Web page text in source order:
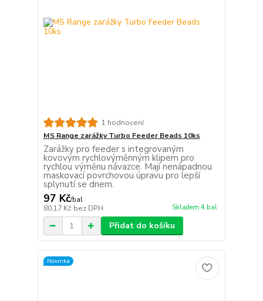
1 hodnocení
MS Range zarážky Turbo Feeder Beads 10ks
Zarážky pro feeder s integrovaným
kovovým rychlovýměnným klipem pro
rychlou výměnu návazce. Mají nenápadnou
maskovací povrchovou úpravu pro lepší
splynutí se dnem.
97 Kč/bal
80,17 Kč bez DPH Skladem 4 bal
Přidat do košíku
Novinka